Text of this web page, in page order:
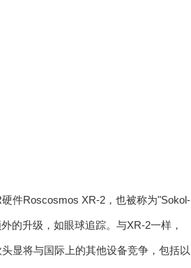
件Roscosmos XR-2，也被称为"Sokol-
的升级，如眼球追踪。与XR-2一样，
显将与国际上的其他设备竞争，包括以